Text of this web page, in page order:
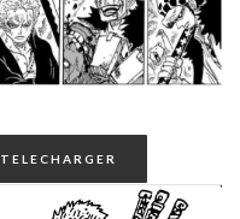
TELECHARGER